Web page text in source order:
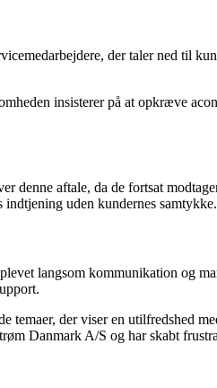
der taler ned til
insisterer på at opkræve
aftale, da de fortsat
uden kundernes samtykke.
langsom kommunikation og
temaer, der viser en utilfredshed
Danmark A/S og har skabt